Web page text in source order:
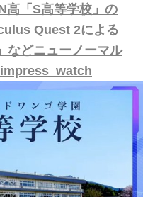
高「S高等学校」の
Quest 2による
などニューノーマル